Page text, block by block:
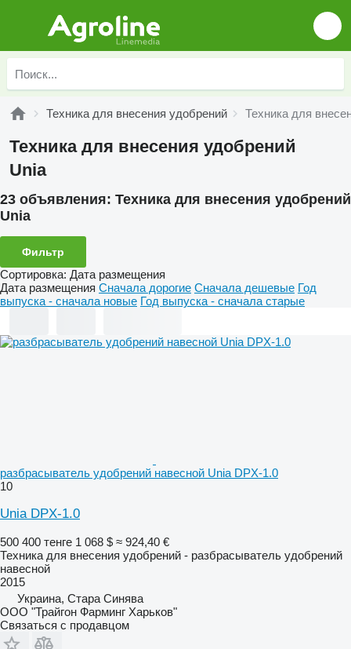
Техника для внесения удобрений Техника для
Техника для внесения удобрений
Unia
23 объявления: Техника для внесения удобрений
Unia
Фильтр
Сортировка: Дата размещения
Дата размещения Сначала дорогие Сначала дешевые Год
выпуска - сначала новые Год выпуска - сначала старые
разбрасыватель удобрений навесной Unia DPX-1.0
10
Unia DPX-1.0
500 400 тенге 1 068 $ ≈ 924,40 €
Техника для внесения удобрений - разбрасыватель удобрений
навесной
2015
Украина, Стара Синява
ООО "Трайгон Фарминг Харьков"
Связаться с продавцом